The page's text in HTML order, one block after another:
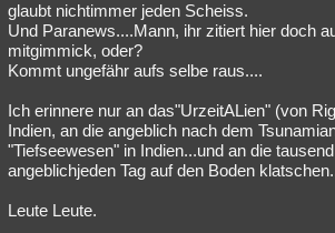
glaubt nichtimmer jeden Scheiss.
Und Paranews....Mann, ihr zitiert hier doch
mitgimmick, oder?
Kommt ungefähr aufs selbe raus....
Ich erinnere nur an das"UrzeitALien" (von
Indien, an die angeblich nach dem
"Tiefseewesen" in Indien...und an die
angeblichjeden Tag auf den Boden
Leute Leute.